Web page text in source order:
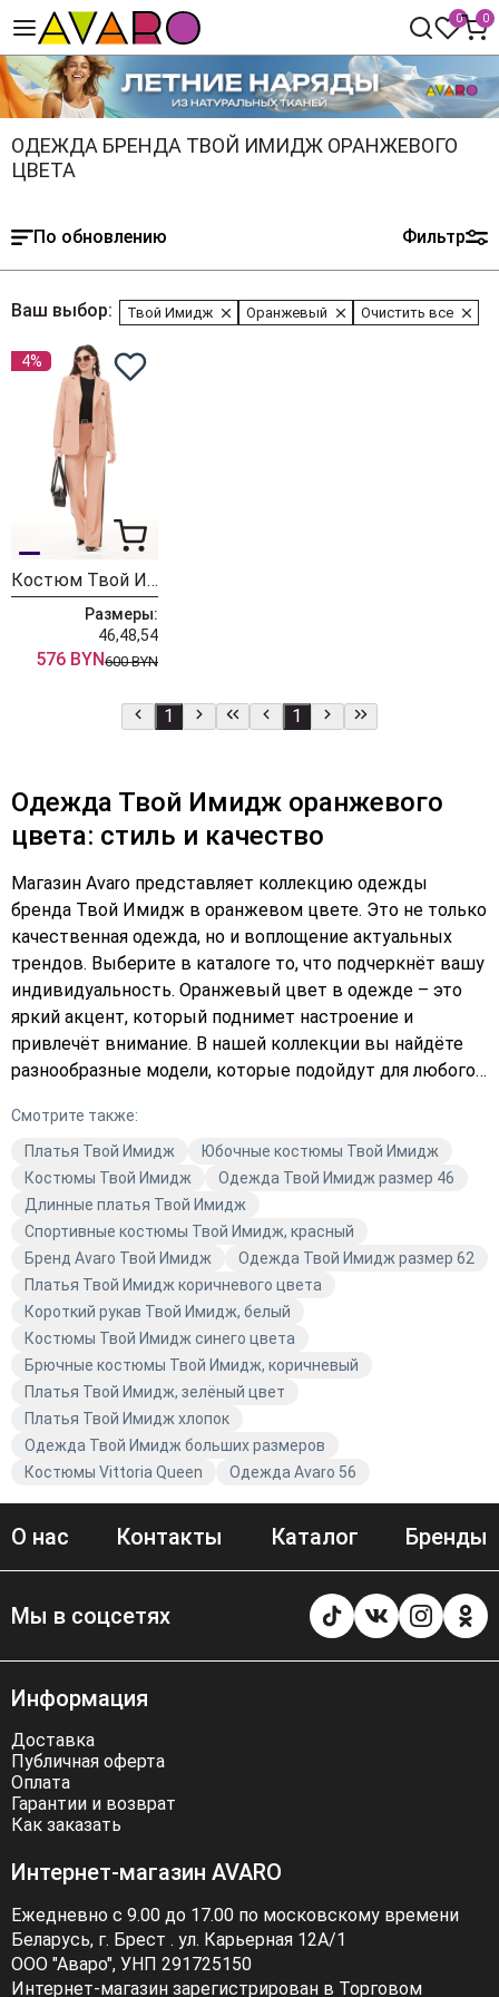
0 0
ОДЕЖДА БРЕНДА ТВОЙ ИМИДЖ ОРАНЖЕВОГО
ЦВЕТА
По обновлению Фильтр
Ваш выбор: Твой Имидж Оранжевый Очистить все
4%
Костюм Твой Имидж 2095 персик
Размеры:
46,48,54
576 BYN600 BYN
1 1
Одежда Твой Имидж оранжевого
цвета: стиль и качество
Магазин Avaro представляет коллекцию одежды
бренда Твой Имидж в оранжевом цвете. Это не только
качественная одежда, но и воплощение актуальных
трендов. Выберите в каталоге то, что подчеркнёт вашу
индивидуальность. Оранжевый цвет в одежде – это
яркий акцент, который поднимет настроение и
привлечёт внимание. В нашей коллекции вы найдёте
разнообразные модели, которые подойдут для любого
гардероб уже сегодня. Не упустите возможность
купить стильную и качественную одежду. Подберите
платье, которое идеально подойдёт вам, и оформите
заказ прямо сейчас. Добавьте в свой образ яркие
краски с помощью одежды Твой Имидж!
Смотрите также:
Платья Твой Имидж
Юбочные костюмы Твой Имидж
Костюмы Твой Имидж
Одежда Твой Имидж размер 46
Длинные платья Твой Имидж
Спортивные костюмы Твой Имидж, красный
Бренд Avaro Твой Имидж
Одежда Твой Имидж размер 62
Платья Твой Имидж коричневого цвета
Короткий рукав Твой Имидж, белый
Костюмы Твой Имидж синего цвета
Брючные костюмы Твой Имидж, коричневый
Платья Твой Имидж, зелёный цвет
Платья Твой Имидж хлопок
Одежда Твой Имидж больших размеров
Костюмы Vittoria Queen
Одежда Avaro 56
О нас Контакты Каталог Бренды
Мы в соцсетях
Информация
Доставка
Публичная оферта
Оплата
Гарантии и возврат
Как заказать
Интернет-магазин AVARO
Ежедневно с 9.00 до 17.00 по московскому времени
Беларусь, г. Брест . ул. Карьерная 12А/1
ООО "Аваро", УНП 291725150
Интернет-магазин зарегистрирован в Торговом